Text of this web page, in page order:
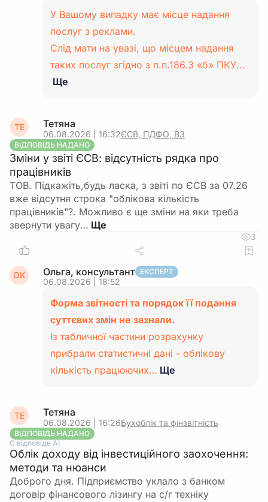
У Вашому випадку має місце надання
послуг з реклами.
Слід мати на увазі, що місцем надання
таких послуг згідно з п.п.186.3 «б» ПКУ…
Ще
ТЕ Тетяна
06.08.2026 | 16:32ЄСВ, ПДФО, ВЗ
ВІДПОВІДЬ НАДАНО
Зміни у звіті ЄСВ: відсутність рядка про
працівників
ТОВ. Підкажіть,будь ласка, з звіті по ЄСВ за 07.26
вже відсутня строка "облікова кількість
працівників"?. Можливо є ще зміни на яки треба
звернути увагу…
3
ОК Ольга, консультант ЕКСПЕРТ
06.08.2026 | 18:52
Форма звітності та порядок її подання
суттєвих змін не зазнали.
Із табличної частини розрахунку
прибрали статистичні дані - облікову
кількість працюючих… Ще
ТЕ Тетяна
06.08.2026 | 16:26Бухоблік та фінзвітність
ВІДПОВІДЬ НАДАНО
Є відповідь АІ
Облік доходу від інвестиційного заохочення:
методи та нюанси
Доброго дня. Підприємство уклало з банком
договір фінансового лізингу на с/г техніку